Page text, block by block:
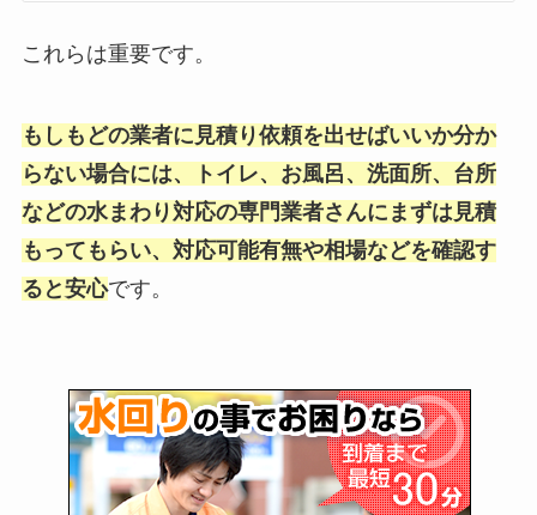
これらは重要です。
もしもどの業者に見積り依頼を出せばいいか分か
らない場合には、トイレ、お風呂、洗面所、台所
などの水まわり対応の専門業者さんにまずは見積
もってもらい、対応可能有無や相場などを確認す
ると安心です。